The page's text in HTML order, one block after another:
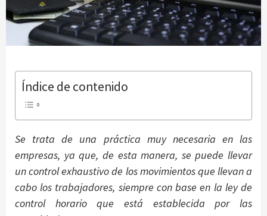
Índice de contenido
Se trata de una práctica muy necesaria en las
empresas, ya que, de esta manera, se puede llevar
un control exhaustivo de los movimientos que llevan a
cabo los trabajadores, siempre con base en la ley de
control horario que está establecida por las